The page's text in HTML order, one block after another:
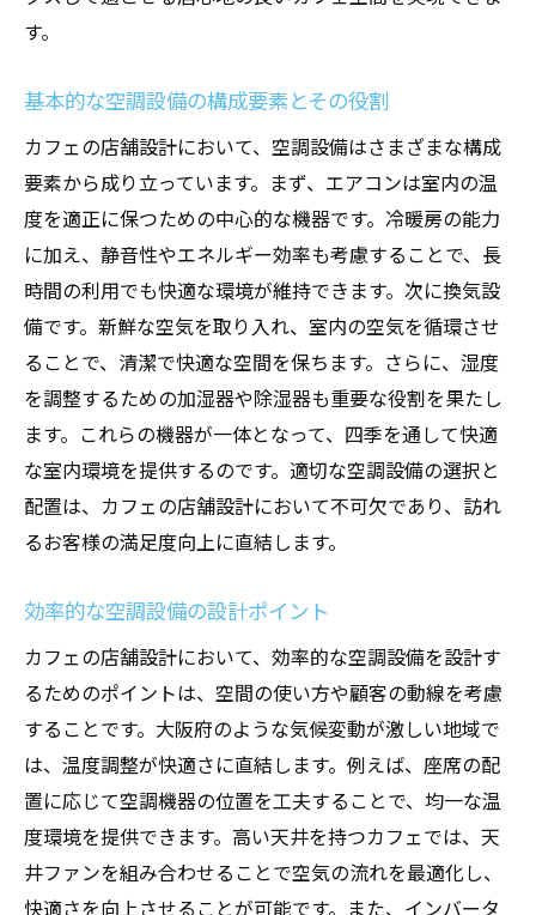
す。
基本的な空調設備の構成要素とその役割
カフェの店舗設計において、空調設備はさまざまな構成
要素から成り立っています。まず、エアコンは室内の温
度を適正に保つための中心的な機器です。冷暖房の能力
に加え、静音性やエネルギー効率も考慮することで、長
時間の利用でも快適な環境が維持できます。次に換気設
備です。新鮮な空気を取り入れ、室内の空気を循環させ
ることで、清潔で快適な空間を保ちます。さらに、湿度
を調整するための加湿器や除湿器も重要な役割を果たし
ます。これらの機器が一体となって、四季を通して快適
な室内環境を提供するのです。適切な空調設備の選択と
配置は、カフェの店舗設計において不可欠であり、訪れ
るお客様の満足度向上に直結します。
効率的な空調設備の設計ポイント
カフェの店舗設計において、効率的な空調設備を設計す
るためのポイントは、空間の使い方や顧客の動線を考慮
することです。大阪府のような気候変動が激しい地域で
は、温度調整が快適さに直結します。例えば、座席の配
置に応じて空調機器の位置を工夫することで、均一な温
度環境を提供できます。高い天井を持つカフェでは、天
井ファンを組み合わせることで空気の流れを最適化し、
快適さを向上させることが可能です。また、インバータ